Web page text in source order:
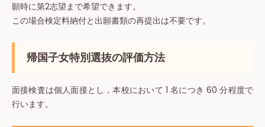
願時に第2志望まで希望できます。
この場合検定料納付と出願書類の再提出は不要です。
帰国子女特別選抜の評価方法
面接検査は個人面接とし，本校において 1 名につき 60 分程度で
行います。